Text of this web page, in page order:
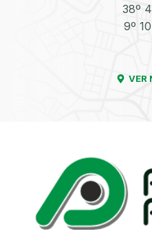
38º
9º
VER
Kit Distribuição